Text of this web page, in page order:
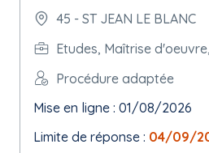
45 - ST JEAN LE BLANC
Etudes, Maîtrise
Procédure adaptée
Mise en ligne : 01/08/2026
Limite de réponse : 04/09/